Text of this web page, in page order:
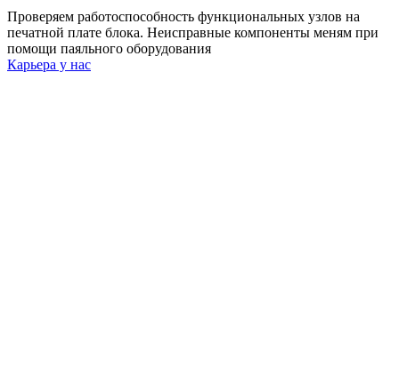
Проверяем работоспособность функциональных узлов на
печатной плате блока. Неисправные компоненты меням при
помощи паяльного оборудования
Карьера у нас